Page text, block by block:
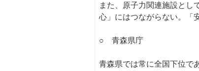
また、原子力関連施設とし
心」にはつながらない。「
○ 青森県庁
青森県では常に全国下位で